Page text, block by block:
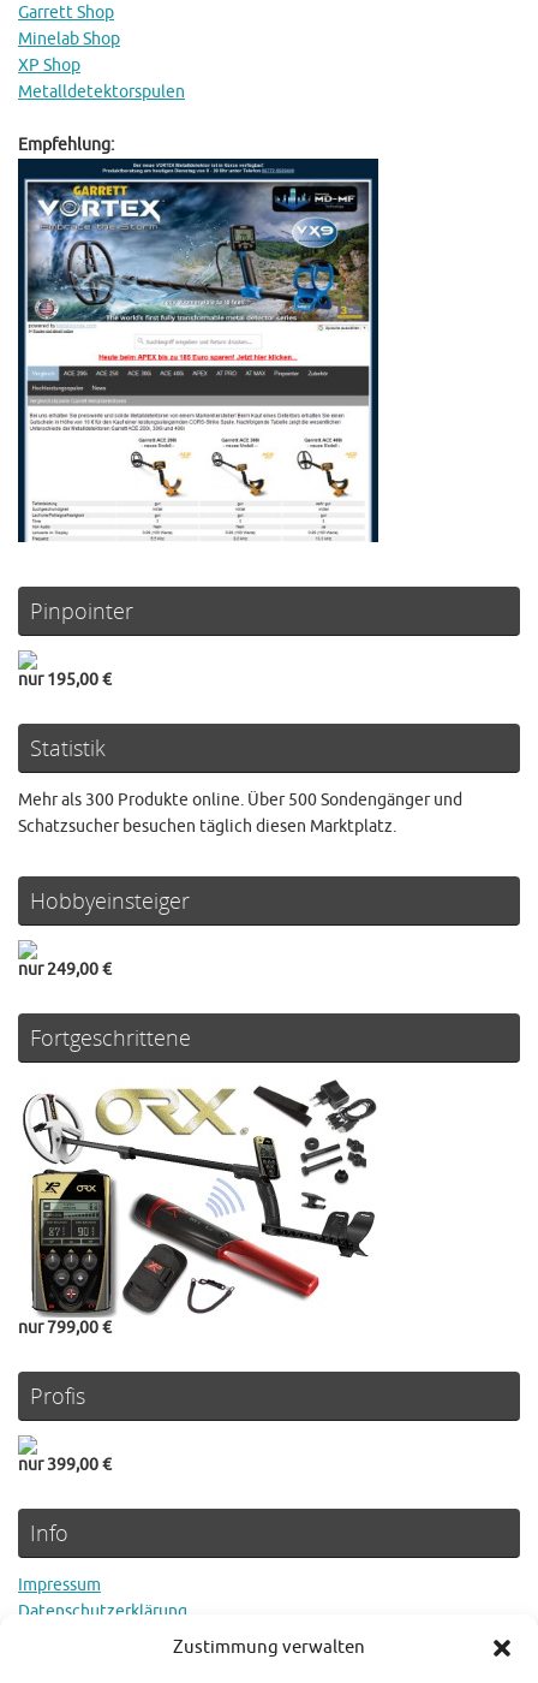
Zustimmung verwalten
Garrett Shop
Minelab Shop
XP Shop
Metalldetektorspulen
Empfehlung:
Pinpointer
nur 195,00 €
Statistik
Mehr als 300 Produkte online. Über 500 Sondengänger und
Schatzsucher besuchen täglich diesen Marktplatz.
Hobbyeinsteiger
nur 249,00 €
Fortgeschrittene
nur 799,00 €
Profis
nur 399,00 €
Info
Impressum
Datenschutzerklärung